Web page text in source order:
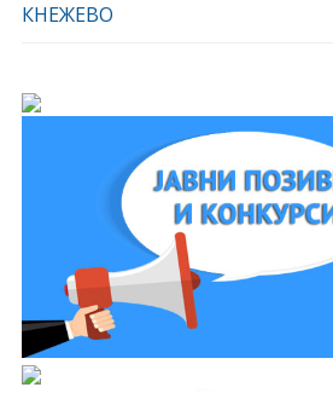
КНЕЖЕВО